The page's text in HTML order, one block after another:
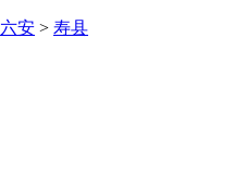
六安 > 寿县